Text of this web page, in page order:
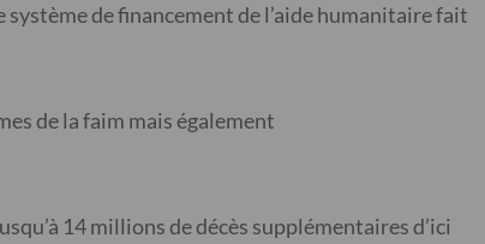
de financement de l’aide humanitaire fait
de la faim mais également
14 millions de décès supplémentaires d’ici